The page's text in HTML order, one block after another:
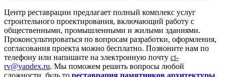
Центр реставрации предлагает полный комплекс услуг
строительного проектирования, включающий работу с
общественными, промышленными и жилыми зданиями.
Проконсультироваться по вопросам разработки, оформления,
согласования проекта можно бесплатно. Позвоните нам по
телефону или напишите на электронную почту ct-
rv@yandex.ru. Мы поможем решить вопросы любой
сложности, будь то реставрация памятников архитектуры